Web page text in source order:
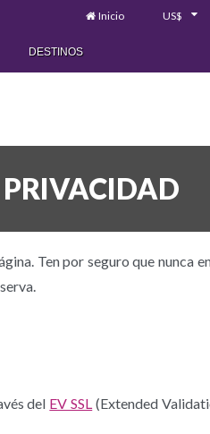
Inicio US$
DESTINOS
Ten por seguro que
del EV SSL (Extended